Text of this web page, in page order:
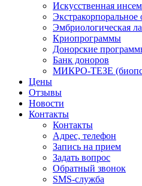
Искусственная
Экстракорпоральное
Эмбриологическая
Криопрограммы
Донорские
Банк доноров
МИКРО-ТЕЗЕ
Цены
Отзывы
Новости
Контакты
Контакты
Адрес, телефон
Запись на прием
Задать вопрос
Обратный звонок
SMS-служба